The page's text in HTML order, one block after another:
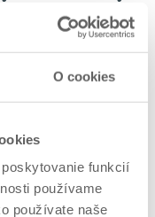
O cookies
funkcií
používame
používate naše
v praxi
molekuly
– prechádzajú
flow“, teda
poškodeniu
produktu.